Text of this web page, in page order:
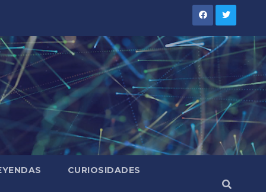
CURIOSIDADES